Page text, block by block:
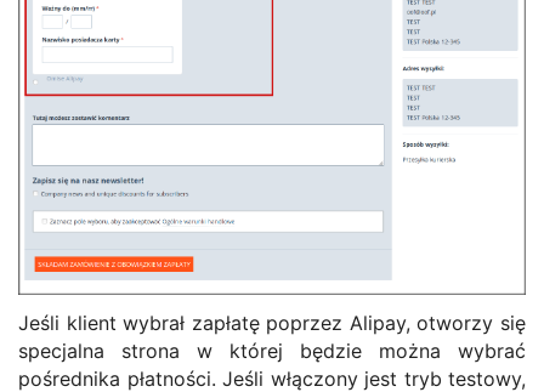
Jeśli klient wybrał zapłatę poprzez Alipay, otworzy się
specjalna strona w której będzie można wybrać
pośrednika płatności. Jeśli włączony jest tryb testowy,